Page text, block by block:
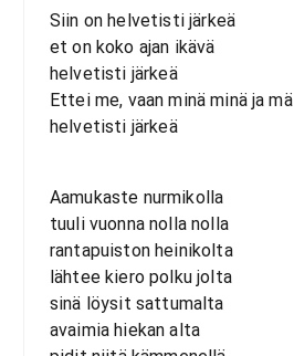
Siin on helvetisti järkeä
et on koko ajan ikävä
helvetisti järkeä
Ettei me, vaan minä minä ja mä
helvetisti järkeä
Aamukaste nurmikolla
tuuli vuonna nolla nolla
rantapuiston heinikolta
lähtee kiero polku jolta
sinä löysit sattumalta
avaimia hiekan alta